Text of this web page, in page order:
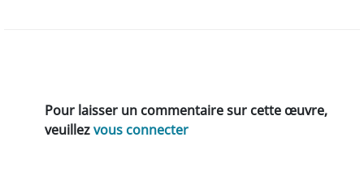
Pour laisser un commentaire sur cette œuvre,
veuillezvous connecter